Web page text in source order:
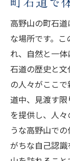
高野山の町石
な場所です。
れ、自然と一
石道の歴史と
の人々がここで
道中、見渡す
を提供し、人
うな高野山で
がちな自己認